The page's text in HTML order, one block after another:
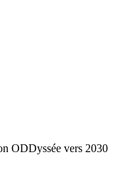
ODDyssée vers 2030